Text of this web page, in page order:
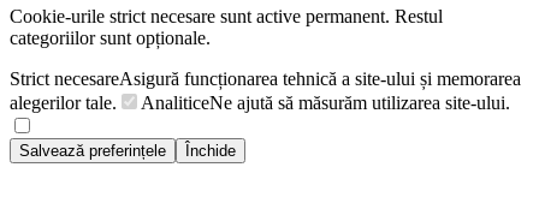
Cookie-urile strict necesare sunt active permanent. Restul
categoriilor sunt opționale.
Strict necesareAsigură funcționarea tehnică a site-ului și memorarea
alegerilor tale.
AnaliticeNe ajută să măsurăm utilizarea site-ului.
Salvează preferințele Închide